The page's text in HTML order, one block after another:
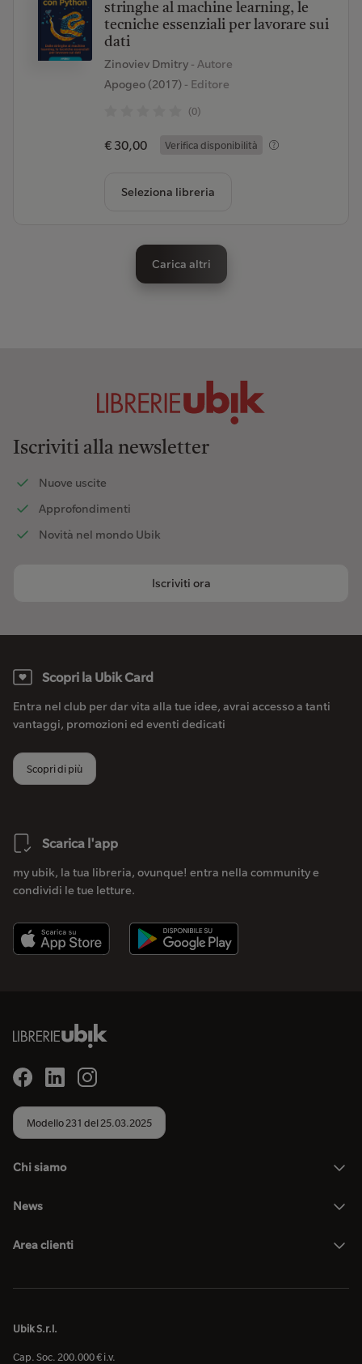
stringhe al machine learning, le
tecniche essenziali per lavorare sui
dati
Zinoviev Dmitry - Autore
Apogeo (2017)- Editore
(0)
€ 30,00 Verifica disponibilità
Seleziona libreria
Carica altri
Iscriviti alla newsletter
Nuove uscite
Approfondimenti
Novità nel mondo Ubik
Iscriviti ora
Scopri la Ubik Card
Entra nel club per dar vita alla tue idee, avrai accesso a tanti
vantaggi, promozioni ed eventi dedicati
Scopri di più
Scarica l'app
my ubik, la tua libreria, ovunque! entra nella community e
condividi le tue letture.
Modello 231 del 25.03.2025
Chi siamo
News
Area clienti
Ubik S.r.l.
Cap. Soc. 200.000 € i.v.